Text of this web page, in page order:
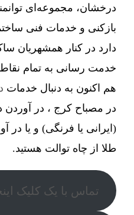
درخشان، مجموعه‌ای
بازکنی و خدمات فنی
دارد در کنار همشهریان
خدمت رسانی به تمام
هم اکنون به دنبال خدمات
در مصباح کرج ، در آوردن
(ایرانی یا فرنگی) و یا در
طلا از چاه توالت هستید.
تماس با یک کلیک